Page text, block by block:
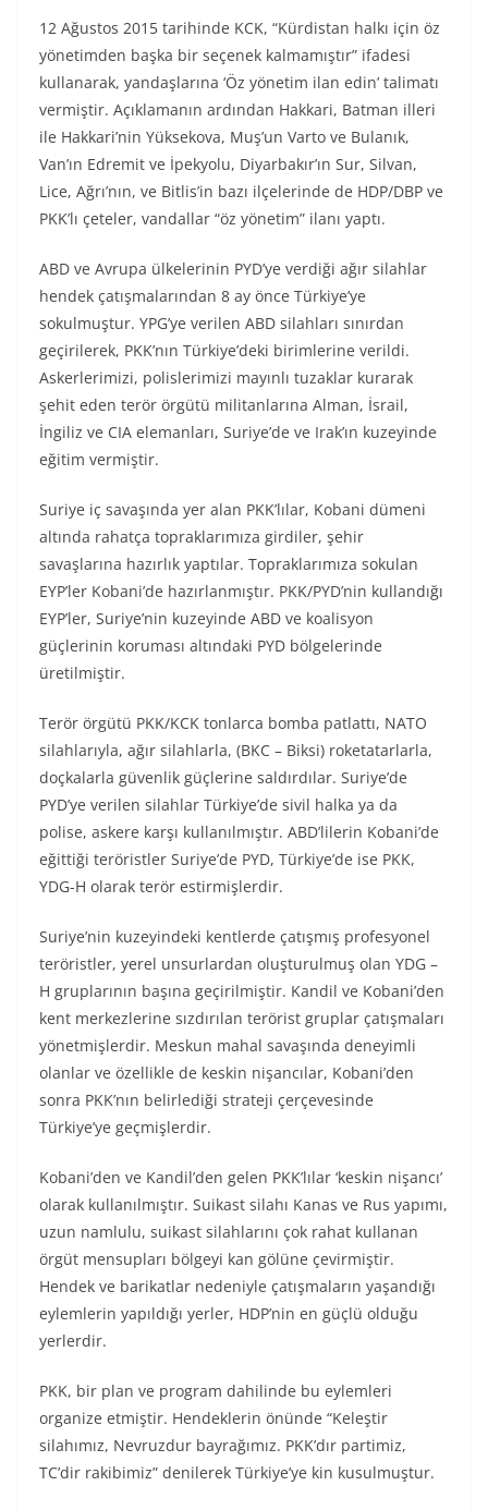
12 Ağustos 2015 tarihinde KCK, “Kürdistan halkı için öz
yönetimden başka bir seçenek kalmamıştır” ifadesi
kullanarak, yandaşlarına ‘Öz yönetim ilan edin’ talimatı
vermiştir. Açıklamanın ardından Hakkari, Batman illeri
ile Hakkari’nin Yüksekova, Muş’un Varto ve Bulanık,
Van’ın Edremit ve İpekyolu, Diyarbakır’ın Sur, Silvan,
Lice, Ağrı’nın, ve Bitlis’in bazı ilçelerinde de HDP/DBP ve
PKK’lı çeteler, vandallar “öz yönetim” ilanı yaptı.
ABD ve Avrupa ülkelerinin PYD’ye verdiği ağır silahlar
hendek çatışmalarından 8 ay önce Türkiye’ye
sokulmuştur. YPG’ye verilen ABD silahları sınırdan
geçirilerek, PKK’nın Türkiye’deki birimlerine verildi.
Askerlerimizi, polislerimizi mayınlı tuzaklar kurarak
şehit eden terör örgütü militanlarına Alman, İsrail,
İngiliz ve CIA elemanları, Suriye’de ve Irak’ın kuzeyinde
eğitim vermiştir.
Suriye iç savaşında yer alan PKK’lılar, Kobani dümeni
altında rahatça topraklarımıza girdiler, şehir
savaşlarına hazırlık yaptılar. Topraklarımıza sokulan
EYP’ler Kobani’de hazırlanmıştır. PKK/PYD’nin kullandığı
EYP’ler, Suriye’nin kuzeyinde ABD ve koalisyon
güçlerinin koruması altındaki PYD bölgelerinde
üretilmiştir.
Terör örgütü PKK/KCK tonlarca bomba patlattı, NATO
silahlarıyla, ağır silahlarla, (BKC – Biksi) roketatarlarla,
doçkalarla güvenlik güçlerine saldırdılar. Suriye’de
PYD’ye verilen silahlar Türkiye’de sivil halka ya da
polise, askere karşı kullanılmıştır. ABD’lilerin Kobani’de
eğittiği teröristler Suriye’de PYD, Türkiye’de ise PKK,
YDG-H olarak terör estirmişlerdir.
Suriye’nin kuzeyindeki kentlerde çatışmış profesyonel
teröristler, yerel unsurlardan oluşturulmuş olan YDG –
H gruplarının başına geçirilmiştir. Kandil ve Kobani’den
kent merkezlerine sızdırılan terörist gruplar çatışmaları
yönetmişlerdir. Meskun mahal savaşında deneyimli
olanlar ve özellikle de keskin nişancılar, Kobani’den
sonra PKK’nın belirlediği strateji çerçevesinde
Türkiye’ye geçmişlerdir.
Kobani’den ve Kandil’den gelen PKK’lılar ‘keskin nişancı’
olarak kullanılmıştır. Suikast silahı Kanas ve Rus yapımı,
uzun namlulu, suikast silahlarını çok rahat kullanan
örgüt mensupları bölgeyi kan gölüne çevirmiştir.
Hendek ve barikatlar nedeniyle çatışmaların yaşandığı
eylemlerin yapıldığı yerler, HDP’nin en güçlü olduğu
yerlerdir.
PKK, bir plan ve program dahilinde bu eylemleri
organize etmiştir. Hendeklerin önünde “Keleştir
silahımız, Nevruzdur bayrağımız. PKK’dır partimiz,
TC’dir rakibimiz” denilerek Türkiye’ye kin kusulmuştur.